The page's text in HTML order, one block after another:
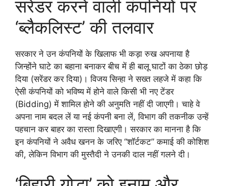
सरेंडर करने वाली कंपनियों पर
‘ब्लैकलिस्ट’ की तलवार
सरकार ने उन कंपनियों के खिलाफ भी कड़ा रुख अपनाया है
जिन्होंने घाटे का बहाना बनाकर बीच में ही बालू घाटों का ठेका छोड़
दिया (सरेंडर कर दिया)। विजय सिन्हा ने सख्त लहजे में कहा कि
ऐसी कंपनियों को भविष्य में होने वाले किसी भी नए टेंडर
(Bidding) में शामिल होने की अनुमति नहीं दी जाएगी। चाहे वे
अपना नाम बदल लें या नई कंपनी बना लें, विभाग की तकनीक उन्हें
पहचान कर बाहर का रास्ता दिखाएगी। सरकार का मानना है कि
इन कंपनियों ने अवैध खनन के जरिए “शॉर्टकट” कमाई की कोशिश
की, लेकिन विभाग की मुस्तैदी ने उनकी दाल नहीं गलने दी।